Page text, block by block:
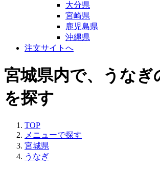
大分県
宮崎県
鹿児島県
沖縄県
注文サイトへ
宮城県内で、うなぎ
を探す
TOP
メニューで探す
宮城県
うなぎ